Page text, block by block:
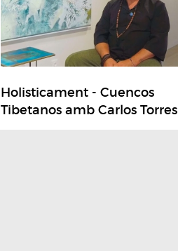
Holisticament - Cuencos
Tibetanos amb Carlos Torres